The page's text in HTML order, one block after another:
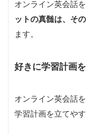
オンライン英会話を
ットの真髄は、そ
ます。
好きに学習計画
オンライン英会話
学習計画を立てやす